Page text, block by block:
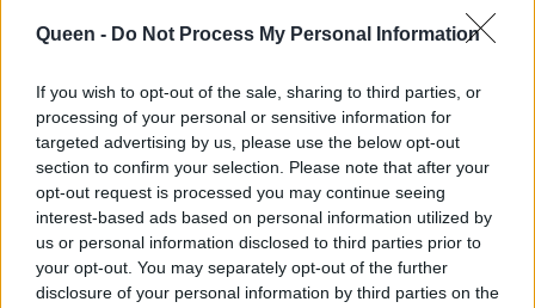
Queen - Do Not Process My Personal Information
If you wish to opt-out of the sale, sharing to third parties, or
processing of your personal or sensitive information for
targeted advertising by us, please use the below opt-out
section to confirm your selection. Please note that after your
opt-out request is processed you may continue seeing
interest-based ads based on personal information utilized by
us or personal information disclosed to third parties prior to
your opt-out. You may separately opt-out of the further
disclosure of your personal information by third parties on the
Έρευνα που προβλέπει: μεγαλώνετε με
πολλές γυναίκες στο περιβάλλον σας;
ξεχάστε την ερωτική σας ζωή
Έρευνα που μας αγχώνει: γιατί οι παντρεμένες
γυρνούν την πλάτη στο σεξ;